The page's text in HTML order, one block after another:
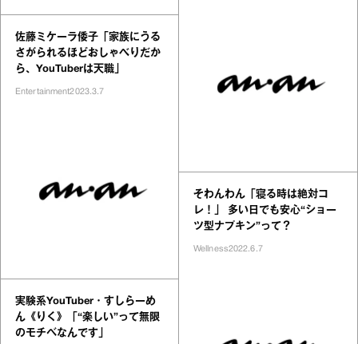
佐藤ミケーラ倭子「家族にうる
さがられるほどおしゃべりだか
ら、YouTuberは天職」
Entertainment2023.3.7
実験系YouTuber・すしらーめ
ん《りく》「“楽しい”って無限
のモチベなんです」
そわんわん「寝る時は絶対コ
レ！」 多い日でも安心“ショー
ツ型ナプキン”って？
Wellness2022.6.7